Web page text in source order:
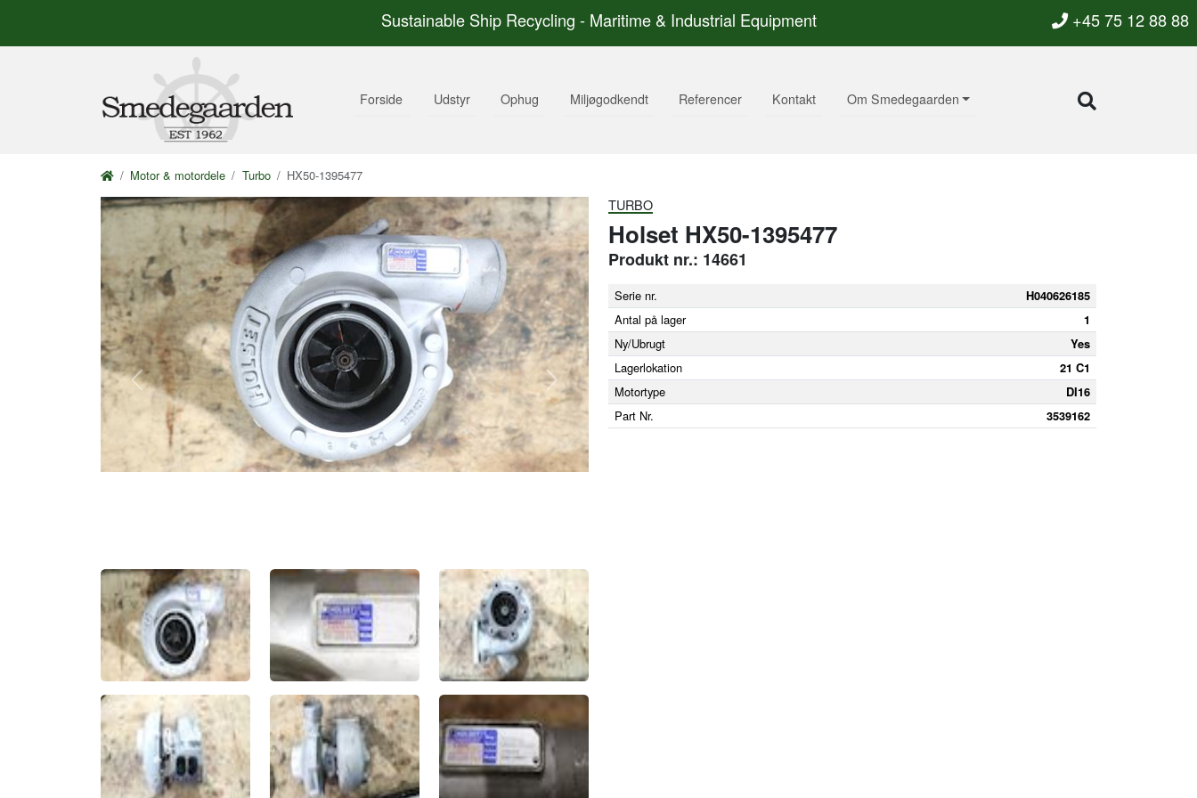
+45 75 12 88 88
Sustainable Ship Recycling - Maritime & Industrial Equipment
Forside Udstyr Ophug Miljøgodkendt Referencer Kontakt Om Smedegaarden
Motor & motordele Turbo HX50-1395477
Previous Next
TURBO
Holset HX50-1395477
Produkt nr.: 14661
Serie nr.
H040626185
Antal på lager
1
Ny/Ubrugt
Yes
Lagerlokation
21 C1
Motortype
DI16
Part Nr.
3539162